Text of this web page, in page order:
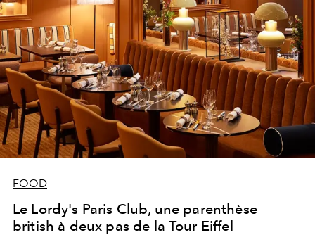
FOOD
Le Lordy's Paris Club, une parenthèse
british à deux pas de la Tour Eiffel